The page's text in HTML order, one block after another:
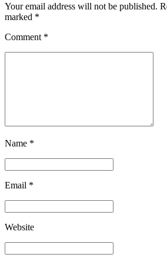
Your email address will not be published.
marked *
Comment *
Name *
Email *
Website